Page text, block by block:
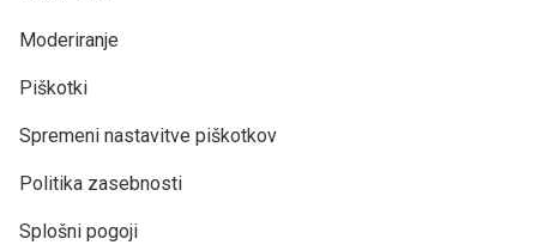
Moderiranje
Piškotki
Spremeni nastavitve piškotkov
Politika zasebnosti
Splošni pogoji